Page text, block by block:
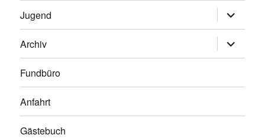
Jugend
anzeigen
Archiv
anzeigen
Fundbüro
Anfahrt
Gästebuch